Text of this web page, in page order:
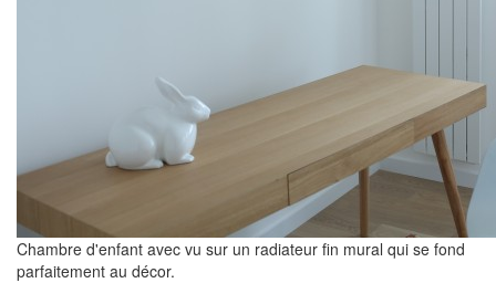
Chambre d'enfant avec vu sur un radiateur fin mural qui se fond
parfaitement au décor.